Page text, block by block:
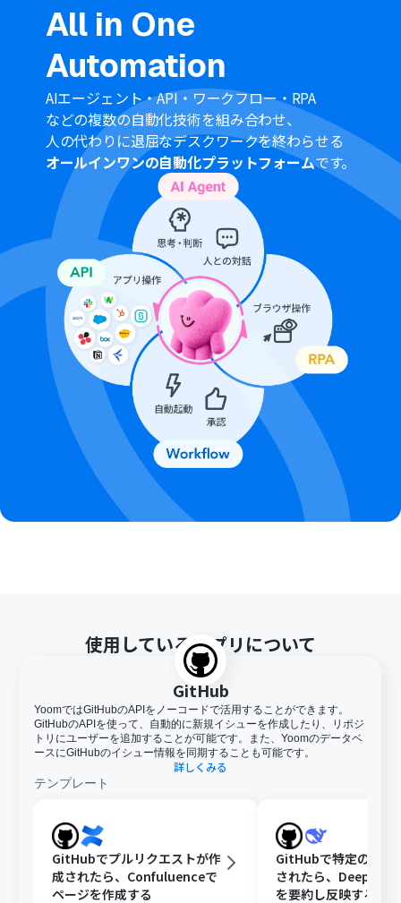
■注意事項
GitHubとSalesforceのそれぞれとYoomを連携してくだ
さい。
Salesforceはチームプラン・サクセスプランでのみご利用
いただけるアプリとなっております。フリープラン・ミニ
プランの場合は設定しているフローボットのオペレーシ
ョンやデータコネクトはエラーとなりますので、ご注意く
ださい。
チームプランやサクセスプランなどの有料プランは、2週
間の無料トライアルを行うことが可能です。無料トライア
ル中には制限対象のアプリを使用することができます。
All in One
Automation
AIエージェント・API・ワークフロー・RPA
などの複数の自動化技術を組み合わせ、
人の代わりに退屈なデスクワークを終わらせる
オールインワンの自動化プラットフォームです。
使用しているアプリについて
GitHub
YoomではGitHubのAPIをノーコードで活用することができます。
GitHubのAPIを使って、自動的に新規イシューを作成したり、リポジ
トリにユーザーを追加することが可能です。また、Yoomのデータベ
ースにGitHubのイシュー情報を同期することも可能です。
詳しくみる
テンプレート
GitHubでプルリクエストが作
成されたら、Confuluenceで
ページを作成する
GitHubで特定の
されたら、
を要約し反映する